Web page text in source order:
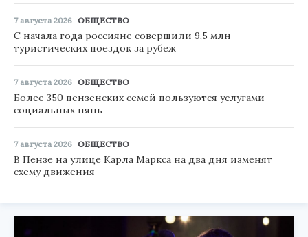
7 августа 2026 ОБЩЕСТВО
С начала года россияне совершили 9,5 млн
туристических поездок за рубеж
7 августа 2026 ОБЩЕСТВО
Более 350 пензенских семей пользуются услугами
социальных нянь
7 августа 2026 ОБЩЕСТВО
В Пензе на улице Карла Маркса на два дня изменят
схему движения